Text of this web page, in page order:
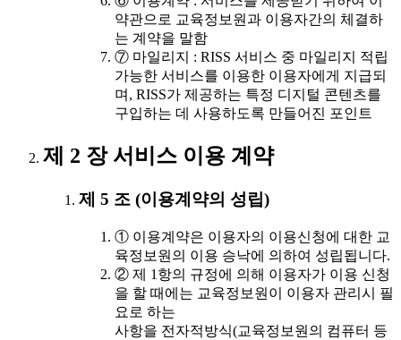
약관으로 교육정보원과 이용자간의 체결하
는 계약을 말함
⑦ 마일리지 : RISS 서비스 중 마일리지 적립
가능한 서비스를 이용한 이용자에게 지급되
며, RISS가 제공하는 특정 디지털 콘텐츠를
구입하는 데 사용하도록 만들어진 포인트
제 2 장 서비스 이용 계약
제 5 조 (이용계약의 성립)
① 이용계약은 이용자의 이용신청에 대한 교
육정보원의 이용 승낙에 의하여 성립됩니다.
② 제 1항의 규정에 의해 이용자가 이용 신청
을 할 때에는 교육정보원이 이용자 관리시 필
요로 하는
사항을 전자적방식(교육정보원의 컴퓨터 등